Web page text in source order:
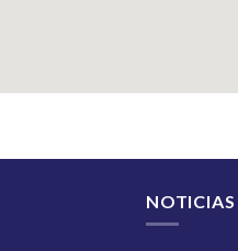
NOTICIAS